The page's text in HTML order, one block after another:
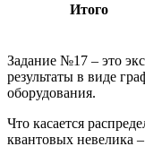
Итого
Задание №17 – это
результаты в виде
оборудования.
Что касается
квантовых невелика –